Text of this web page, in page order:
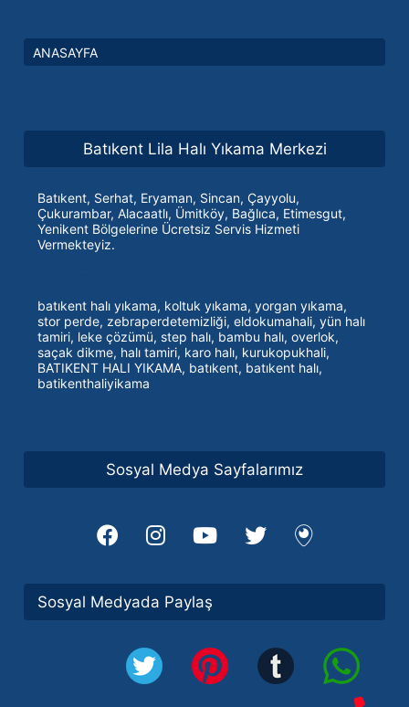
ANASAYFA
Batıkent Lila Halı Yıkama Merkezi
Batıkent, Serhat, Eryaman, Sincan, Çayyolu,
Çukurambar, Alacaatlı, Ümitköy, Bağlıca, Etimesgut,
Yenikent Bölgelerine Ücretsiz Servis Hizmeti
Vermekteyiz.
batıkent halı yıkama, koltuk yıkama, yorgan yıkama,
stor perde, zebraperdetemizliği, eldokumahali, yün halı
tamiri, leke çözümü, step halı, bambu halı, overlok,
saçak dikme, halı tamiri, karo halı, kurukopukhali,
BATIKENT HALI YIKAMA, batıkent, batıkent halı,
batikenthaliyikama
Sosyal Medya Sayfalarımız
Sosyal Medyada Paylaş